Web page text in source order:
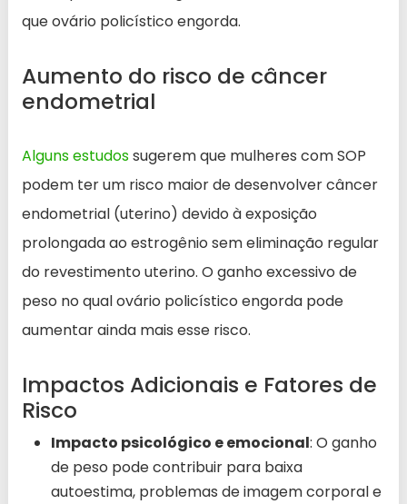
que ovário policístico engorda.
Aumento do risco de câncer
endometrial
Alguns estudossugerem que mulheres com SOP
podem ter um risco maior de desenvolver câncer
endometrial (uterino) devido à exposição
prolongada ao estrogênio sem eliminação regular
do revestimento uterino. O ganho excessivo de
peso no qual ovário policístico engorda pode
aumentar ainda mais esse risco.
Impactos Adicionais e Fatores de
Risco
Impacto psicológico e emocional: O ganho
de peso pode contribuir para baixa
autoestima, problemas de imagem corporal e